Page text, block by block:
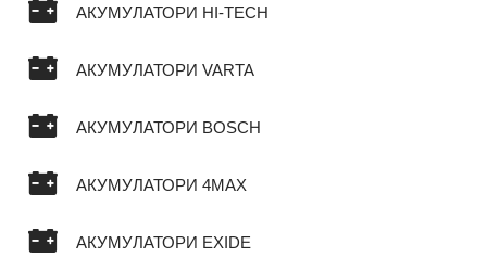
АКУМУЛАТОРИ HI-TECH
АКУМУЛАТОРИ VARTA
АКУМУЛАТОРИ BOSCH
АКУМУЛАТОРИ 4MAX
АКУМУЛАТОРИ EXIDE